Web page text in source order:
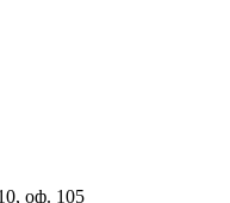
оф. 105